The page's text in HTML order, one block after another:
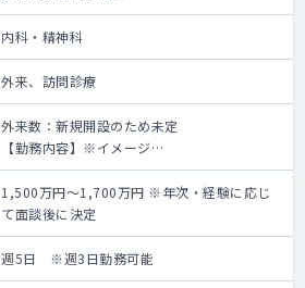
内科・精神科
外来、訪問診療
外来数：新規開設のため未定
【勤務内容】※イメージ
午前：9:00～12:00 外来
午後：13:00～18:00 外来もしくは訪問診療
※外来、訪問診療のコマについては応相談で
す。
各曜日の内訳についてはご希望を踏まえて
調整となります。
1,500万円～1,700万円 ※年次・経験に応じ
て面談後に決定
週5日 ※週3日勤務可能